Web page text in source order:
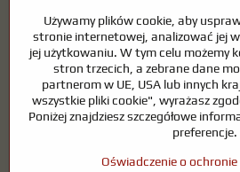
Oczka wodne i
Oczka wodne stanowią piękny
kluczem do czystej wody i zdrowego
Konie wymagają wysokiej jakości
Używamy plików cookie, aby
stronie internetowej, analizować jej
jej użytkowaniu. W tym celu możemy
stron trzecich, a zebrane dane
partnerom w UE, USA lub innych
wszystkie pliki cookie", wyrażasz
Poniżej znajdziesz szczegółowe
preferencje.
Oświadczenie o